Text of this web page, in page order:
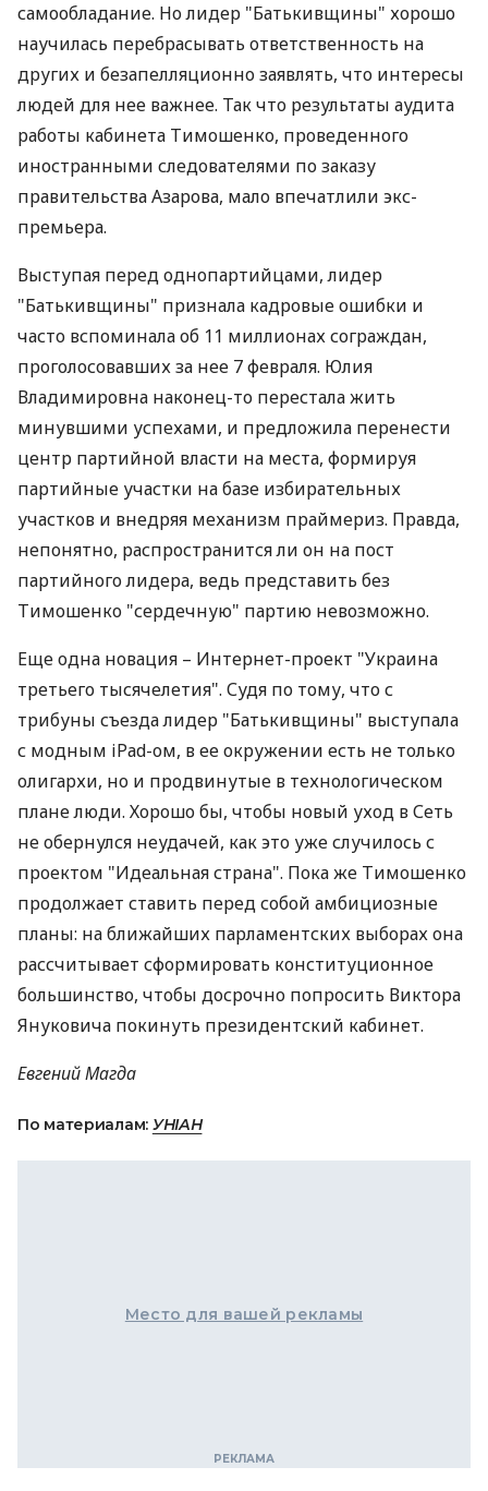
самообладание. Но лидер "Батькивщины" хорошо
научилась перебрасывать ответственность на
других и безапелляционно заявлять, что интересы
людей для нее важнее. Так что результаты аудита
работы кабинета Тимошенко, проведенного
иностранными следователями по заказу
правительства Азарова, мало впечатлили экс-
премьера.
Выступая перед однопартийцами, лидер
"Батькивщины" признала кадровые ошибки и
часто вспоминала об 11 миллионах сограждан,
проголосовавших за нее 7 февраля. Юлия
Владимировна наконец-то перестала жить
минувшими успехами, и предложила перенести
центр партийной власти на места, формируя
партийные участки на базе избирательных
участков и внедряя механизм праймериз. Правда,
непонятно, распространится ли он на пост
партийного лидера, ведь представить без
Тимошенко "сердечную" партию невозможно.
Еще одна новация – Интернет-проект "Украина
третьего тысячелетия". Судя по тому, что с
трибуны съезда лидер "Батькивщины" выступала
с модным iPаd-ом, в ее окружении есть не только
олигархи, но и продвинутые в технологическом
плане люди. Хорошо бы, чтобы новый уход в Сеть
не обернулся неудачей, как это уже случилось с
проектом "Идеальная страна". Пока же Тимошенко
продолжает ставить перед собой амбициозные
планы: на ближайших парламентских выборах она
рассчитывает сформировать конституционное
большинство, чтобы досрочно попросить Виктора
Януковича покинуть президентский кабинет.
Евгений Магда
По материалам: УНІАН
Место для вашей рекламы